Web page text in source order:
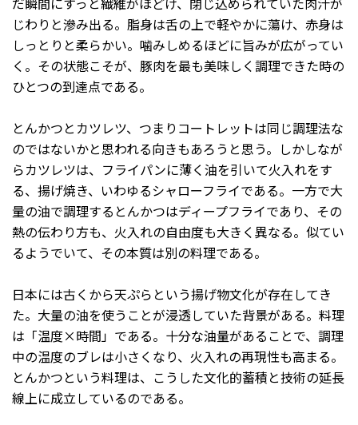
じわりと滲み出る。脂身は舌の上で軽やかに蕩け、赤身は
しっとりと柔らかい。噛みしめるほどに旨みが広がってい
く。その状態こそが、豚肉を最も美味しく調理できた時の
ひとつの到達点である。
とんかつとカツレツ、つまりコートレットは同じ調理法な
のではないかと思われる向きもあろうと思う。しかしなが
らカツレツは、フライパンに薄く油を引いて火入れをす
る、揚げ焼き、いわゆるシャローフライである。一方で大
量の油で調理するとんかつはディープフライであり、その
熱の伝わり方も、火入れの自由度も大きく異なる。似てい
るようでいて、その本質は別の料理である。
日本には古くから天ぷらという揚げ物文化が存在してき
た。大量の油を使うことが浸透していた背景がある。料理
は「温度×時間」である。十分な油量があることで、調理
中の温度のブレは小さくなり、火入れの再現性も高まる。
とんかつという料理は、こうした文化的蓄積と技術の延長
線上に成立しているのである。